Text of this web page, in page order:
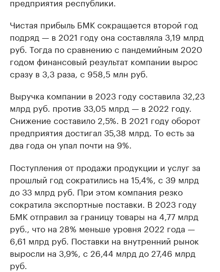
Чистая прибыль БМК сокращается второй год
подряд — в 2021 году она составляла 3,19 млрд
руб. Тогда по сравнению с пандемийным 2020
годом финансовый результат компании вырос
сразу в 3,3 раза, с 958,5 млн руб.
Выручка компании в 2023 году составила 32,23
млрд руб. против 33,05 млрд — в 2022 году.
Снижение составило 2,5%. В 2021 году оборот
предприятия достигал 35,38 млрд. То есть за
два года он упал почти на 9%.
Поступления от продажи продукции и услуг за
прошлый год сократились на 15,4%, с 39 млрд
до 33 млрд руб. При этом компания резко
сократила экспортные поставки. В 2023 году
БМК отправил за границу товары на 4,77 млрд
руб., что на 28% меньше уровня 2022 года —
6,61 млрд руб. Поставки на внутренний рынок
выросли на 3,9%, с 26,44 млрд до 27,46 млрд
руб.